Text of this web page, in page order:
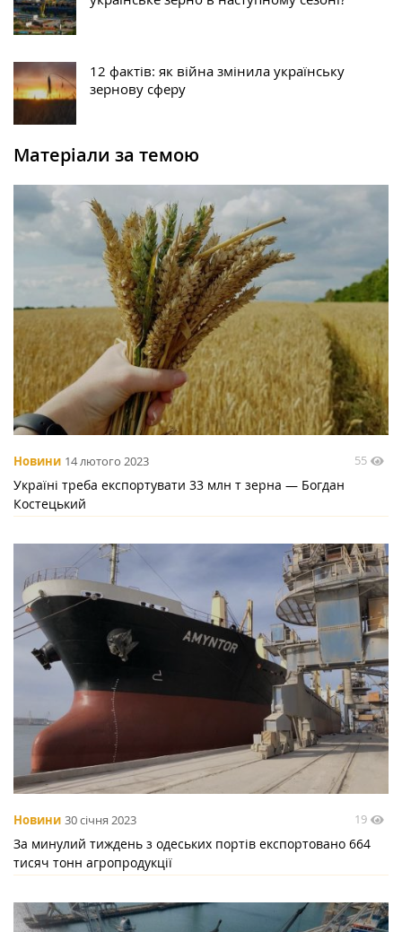
12 фактів: як війна змінила українську
зернову сферу
Матеріали за темою
Новини 14 лютого 2023 55
Україні треба експортувати 33 млн т зерна — Богдан
Костецький
Новини 30 січня 2023 19
За минулий тиждень з одеських портів експортовано 664
тисяч тонн агропродукції